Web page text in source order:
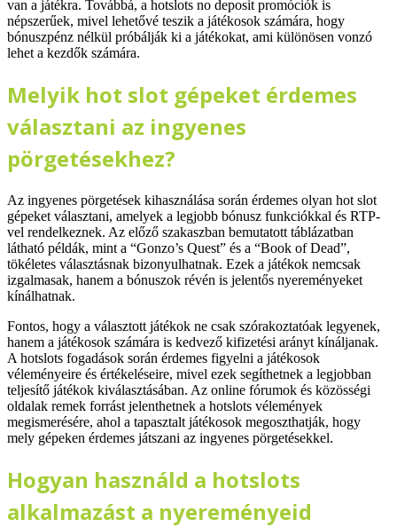
van a játékra. Továbbá, a hotslots no deposit promóciók is
népszerűek, mivel lehetővé teszik a játékosok számára, hogy
bónuszpénz nélkül próbálják ki a játékokat, ami különösen vonzó
lehet a kezdők számára.
Melyik hot slot gépeket érdemes
választani az ingyenes
pörgetésekhez?
Az ingyenes pörgetések kihasználása során érdemes olyan hot slot
gépeket választani, amelyek a legjobb bónusz funkciókkal és RTP-
vel rendelkeznek. Az előző szakaszban bemutatott táblázatban
látható példák, mint a “Gonzo’s Quest” és a “Book of Dead”,
tökéletes választásnak bizonyulhatnak. Ezek a játékok nemcsak
izgalmasak, hanem a bónuszok révén is jelentős nyereményeket
kínálhatnak.
Fontos, hogy a választott játékok ne csak szórakoztatóak legyenek,
hanem a játékosok számára is kedvező kifizetési arányt kínáljanak.
A hotslots fogadások során érdemes figyelni a játékosok
véleményeire és értékeléseire, mivel ezek segíthetnek a legjobban
teljesítő játékok kiválasztásában. Az online fórumok és közösségi
oldalak remek forrást jelenthetnek a hotslots vélemények
megismerésére, ahol a tapasztalt játékosok megoszthatják, hogy
mely gépeken érdemes játszani az ingyenes pörgetésekkel.
Hogyan használd a hotslots
alkalmazást a nyereményeid